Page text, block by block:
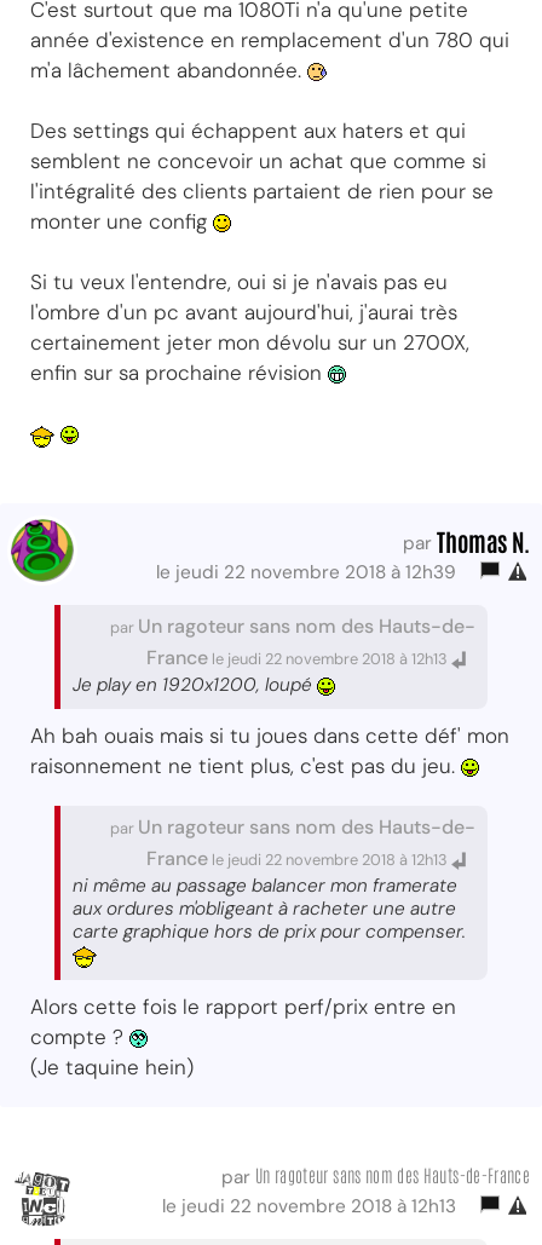
C'est surtout que ma 1080Ti n'a qu'une petite
année d'existence en remplacement d'un 780 qui
m'a lâchement abandonnée.
Des settings qui échappent aux haters et qui
semblent ne concevoir un achat que comme si
l'intégralité des clients partaient de rien pour se
monter une config
Si tu veux l'entendre, oui si je n'avais pas eu
l'ombre d'un pc avant aujourd'hui, j'aurai très
certainement jeter mon dévolu sur un 2700X,
enfin sur sa prochaine révision
par Thomas N.
le jeudi 22 novembre 2018 à 12h39
par Un ragoteur sans nom des Hauts-de-
France le jeudi 22 novembre 2018 à 12h13
Je play en 1920x1200, loupé
Ah bah ouais mais si tu joues dans cette déf' mon
raisonnement ne tient plus, c'est pas du jeu.
par Un ragoteur sans nom des Hauts-de-
France le jeudi 22 novembre 2018 à 12h13
ni même au passage balancer mon framerate
aux ordures m'obligeant à racheter une autre
carte graphique hors de prix pour compenser.
Alors cette fois le rapport perf/prix entre en
compte ?
(Je taquine hein)
par Un ragoteur sans nom des Hauts-de-France
le jeudi 22 novembre 2018 à 12h13